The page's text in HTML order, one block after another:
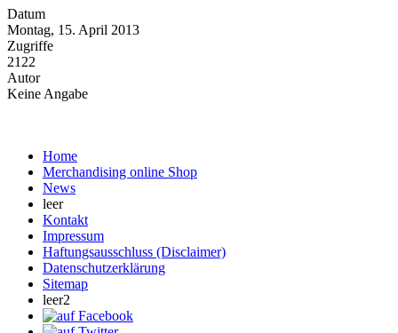
Datum
Montag, 15. April 2013
Zugriffe
2122
Autor
Keine Angabe
Home
Merchandising online Shop
News
leer
Kontakt
Impressum
Haftungsausschluss (Disclaimer)
Datenschutzerklärung
Sitemap
leer2